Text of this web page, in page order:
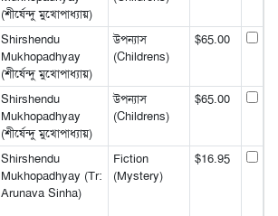
(শীর্ষেন্দু মুখোপাধ্যায়)
Shirshendu
Mukhopadhyay
(শীর্ষেন্দু মুখোপাধ্যায়)
উপন্যাস
(Childrens)
$65.00
Shirshendu
Mukhopadhyay
(শীর্ষেন্দু মুখোপাধ্যায়)
উপন্যাস
(Childrens)
$65.00
Shirshendu
Mukhopadhyay (Tr:
Arunava Sinha)
Fiction
(Mystery)
$16.95